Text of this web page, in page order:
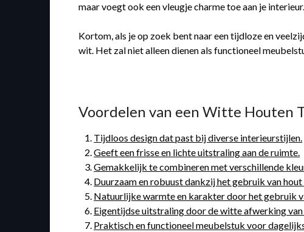
maar voegt ook een vleugje charme toe aan je interieur.
Kortom, als je op zoek bent naar een tijdloze en
wit. Het zal niet alleen dienen als functioneel
Voordelen van een Witte Houten
Tijdloos design dat past bij diverse interieurstijlen.
Geeft een frisse en lichte uitstraling aan de ruimte.
Gemakkelijk te combineren met verschillende
Duurzaam en robuust dankzij het gebruik van
Natuurlijke warmte en karakter door het gebruik
Eigentijdse uitstraling door de witte afwerking
Praktisch en functioneel meubelstuk voor